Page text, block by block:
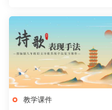
教学课件